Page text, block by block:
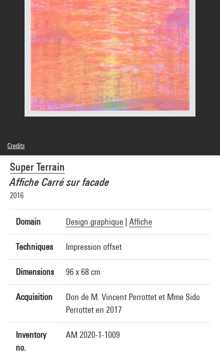
Super Terrain
Affiche Carré sur facade
2016
Domain Design graphique Affiche
Techniques Impression offset
Dimensions 96 x 68 cm
Acquisition
Don de M. Vincent Perrottet et Mme Sido
Perrottet en 2017
Inventory
no.
AM 2020-1-1009
Credits
© Super Terrain
Photo credits : Centre Pompidou, MNAM-CCI/Hélène Mauri/Dist. GrandPalaisRmn
Image reference : 4N47067
Image presentation :GrandPalaisRmnPhoto